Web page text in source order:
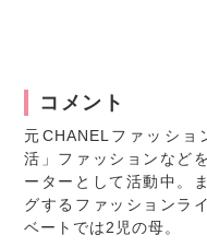
コメント
元CHANELファッシ
活」ファッションなど
ーターとして活動中。
グするファッションラ
ベートでは2児の母。